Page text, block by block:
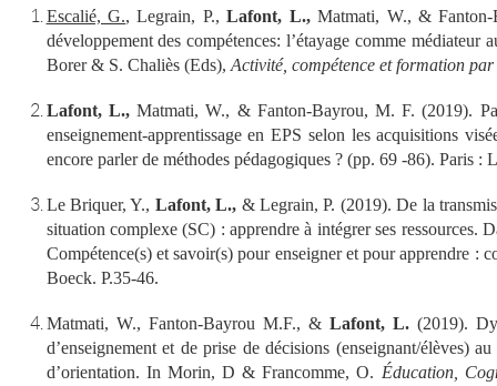
Escalié, G., Legrain, P.,Lafont, L.,Matmati, W., & Fanton-
développement des compétences: l’étayage comme
Borer & S. Chaliès (Eds), Activité, compétence et formation
Lafont, L.,Matmati, W., & Fanton-Bayrou, M. F. (2019).
enseignement-apprentissage en EPS selon les acquisitions
encore parler de méthodes pédagogiques ? (pp. 69 -86). Paris :
Le Briquer, Y., Lafont, L., & Legrain, P. (2019). De la
situation complexe (SC) : apprendre à intégrer ses
Compétence(s) et savoir(s) pour enseigner et pour apprendre :
Boeck. P.35-46.
Matmati, W., Fanton-Bayrou M.F., & Lafont, L.(2019).
d’enseignement et de prise de décisions (enseignant/élèves)
d’orientation. In Morin, D & Francomme, O. Éducation,